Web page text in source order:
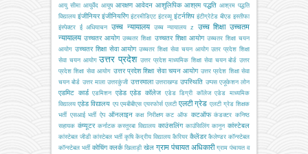
आयु सीमा आयुर्वेद आयुष आरक्षण आवेदन आशुलिपिक आश्रम पद्धति आश्रम पद्धति
विद्यालय इंजीनियर इंजीनियरिंग इंटरमीडिएट इंटरव्यू इंटर्नशिप इंटीग्रेटेड बीएड इस्तीफा
इंस्पेक्टर ई अधियाचन उच्च न्यायालय उच्च न्यायालय z उच्च शिक्षा उच्चतम
न्यायालय उच्चतर आयोग उच्चतर शिक्षा उच्चतर शिक्षा आयोग उच्चतर शिक्षा चयन
आयोग उच्चतर शिक्षा सेवा आयोग उच्चतर शिक्षा सेवा चयन आयोग उतर प्रदेश शिक्षा
सेवा चयन आयोग उत्तर प्रदेश उत्तर प्रदेश माध्यमिक शिक्षा सेवा चयन बोर्ड उत्तर
प्रदेश शिक्षा सेवा आयोग उत्तर प्रदेश शिक्षा सेवा चयन आयोग उत्तर प्रदेश शिक्षा सेवा
चयन बोर्ड उत्तर माला उत्तरकुंजी उत्तरमाला उत्तराखण्ड उपस्थिति उप्पस एजूकेशन लोन
एडमिट कार्ड एडमिशन एडेड एडेड कॉलेज एडेड डिग्री कॉलेज एडेड माध्यमिक
विद्यालय एडेड विद्यालय एप एमबीबीएस एयरफोर्स एलटी एलटी ग्रेड एलटी ग्रेड शिक्षक
भर्ती एसआई भर्ती ऐप ऑनलाइन कक्ष निरीक्षण कट ऑफ कटऑफ कंडक्टर कनिष्ठ
सहायक कंप्यूटर कर्नाटक कस्तूरबा विद्यालय काउंसलिंग काउंसिलिंग कानून कांस्टेबल
कांस्टेबल जीडी कांस्टेबल भर्ती कृषि केंद्रीय विद्यालय कैरियर कैलेंडर कैलेण्डर कॉन्स्टेबल
कॉन्स्टेबल भर्ती कोचिंग क्लर्क खिलाड़ी खेल ग्राम पंचायत अधिकारी ग्राम पंचायत व